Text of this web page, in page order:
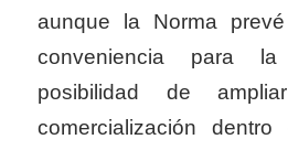
aunque la Norma
conveniencia para
posibilidad de
comercialización dentro